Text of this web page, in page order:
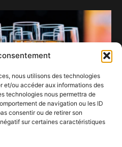
nous utilisons des technologies
et/ou accéder aux informations des
technologies nous permettra de
de navigation ou les ID
consentir ou de retirer son
sur certaines caractéristiques